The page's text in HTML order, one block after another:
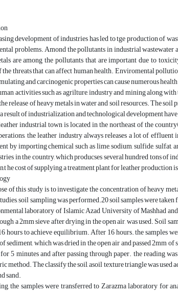
development of industries has led to tge production of
problems. Amond the pollutants in industrial wastewater
are among the pollutants that are important due to
the threats that can affect human health. Enviromental
and carcinogenic properties can cause numerous
activities such as agrilture, industry and mining along
release of heavy metals in water and soil resources. The
result of industrialization and technological development
industrial town is located in the northeast of the
the leather industry always releases a lot of
by importing chemical such as lime, sodium, sulfide,
in the country, which producses several hundred tons of
he cost of supplying a treatment plant for leather production
of this study is to investigate the concentration of heavy
soil sampling was performed.20 soil samples were
laboratory of Islamic Azad University of Mashhad
a 2mm sieve after drying in the open air, was used. Soil
hours to achieve equilibrium. After 16 hours. the samples
sediment, which was dried in the open air and passed 2mm
5 minutes and after passing through paper. the reading
method. The classify the soil, asoil texture triangle was
sand.
the samples were transferred to Zarazma laboratory for